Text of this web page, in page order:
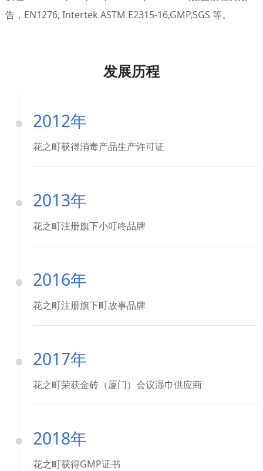
告，EN1276, Intertek ASTM E2315-16,GMP,SGS 等。
发展历程
2012年
花之町获得消毒产品生产许可证
2013年
花之町注册旗下小叮咚品牌
2016年
花之町注册旗下町故事品牌
2017年
花之町荣获金砖（厦门）会议湿巾供应商
2018年
花之町获得GMP证书